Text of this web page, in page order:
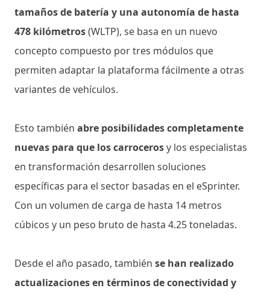
tamaños de batería y una autonomía de hasta
478 kilómetros(WLTP), se basa en un nuevo
concepto compuesto por tres módulos que
permiten adaptar la plataforma fácilmente a otras
variantes de vehículos.
Esto también abre posibilidades completamente
nuevas para que los carrocerosy los especialistas
en transformación desarrollen soluciones
específicas para el sector basadas en el eSprinter.
Con un volumen de carga de hasta 14 metros
cúbicos y un peso bruto de hasta 4.25 toneladas.
Desde el año pasado, también se han realizado
actualizaciones en términos de conectividad y